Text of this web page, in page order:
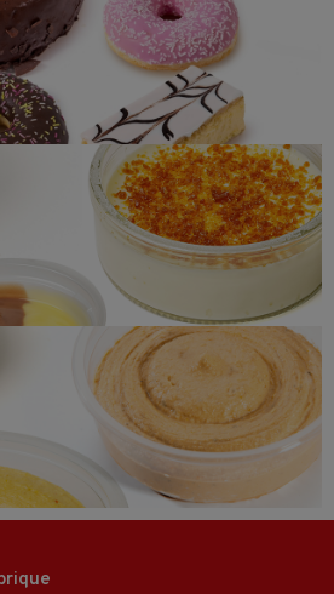
Pâtisserie
Crèmes et Mousses
Hoummous